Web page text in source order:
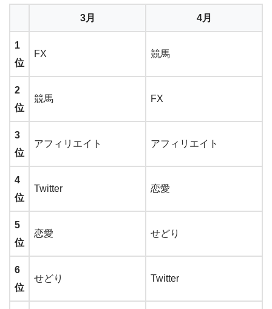
3月 4月
1
位
FX 競馬
2
位
競馬 FX
3
位
アフィリエイト アフィリエイト
4
位
Twitter 恋愛
5
位
恋愛 せどり
6
位
せどり Twitter